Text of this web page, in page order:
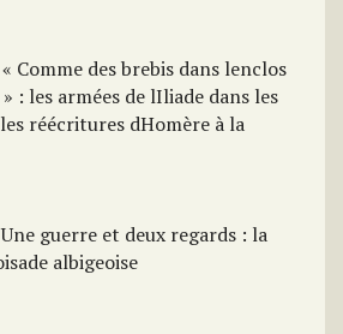
Comme des brebis dans lenclos
: les armées de lIliade dans les
réécritures dHomère à la
guerre et deux regards : la
albigeoise